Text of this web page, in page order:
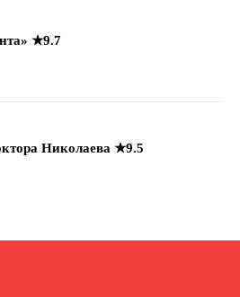
★9.7
Николаева ★9.5